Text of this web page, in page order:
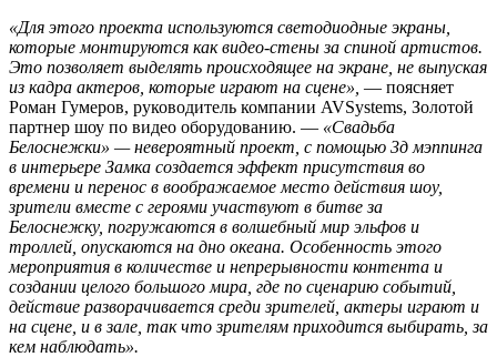
«Для этого проекта используются светодиодные экраны,
которые монтируются как видео-стены за спиной артистов.
Это позволяет выделять происходящее на экране, не выпуская
из кадра актеров, которые играют на сцене», — поясняет
Роман Гумеров, руководитель компании AVSystems, Золотой
партнер шоу по видео оборудованию. — «Свадьба
Белоснежки» — невероятный проект, с помощью 3д мэппинга
в интерьере Замка создается эффект присутствия во
времени и перенос в воображаемое место действия шоу,
зрители вместе с героями участвуют в битве за
Белоснежку, погружаются в волшебный мир эльфов и
троллей, опускаются на дно океана. Особенность этого
мероприятия в количестве и непрерывности контента и
создании целого большого мира, где по сценарию событий,
действие разворачивается среди зрителей, актеры играют и
на сцене, и в зале, так что зрителям приходится выбирать, за
кем наблюдать».